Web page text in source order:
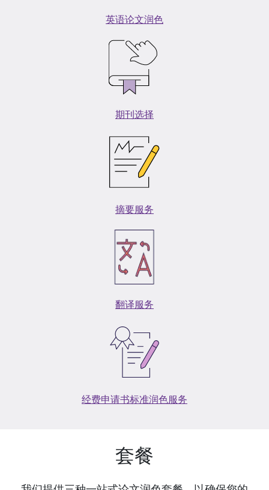
英语论文润色
期刊选择
摘要服务
翻译服务
经费申请书标准润色服务
套餐